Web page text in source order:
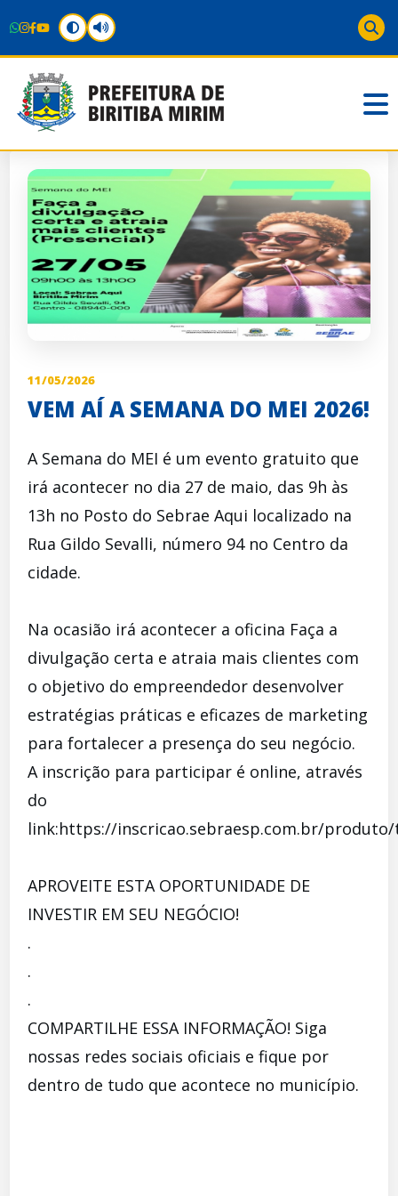
11/05/2026
VEM AÍ A SEMANA DO MEI 2026!
A Semana do MEI é um evento gratuito que
irá acontecer no dia 27 de maio, das 9h às
13h no Posto do Sebrae Aqui localizado na
Rua Gildo Sevalli, número 94 no Centro da
cidade.
Na ocasião irá acontecer a oficina Faça a
divulgação certa e atraia mais clientes com
o objetivo do empreendedor desenvolver
estratégias práticas e eficazes de marketing
para fortalecer a presença do seu negócio.
A inscrição para participar é online, através
do
link:https://inscricao.sebraesp.com.br/produto/
APROVEITE ESTA OPORTUNIDADE DE
INVESTIR EM SEU NEGÓCIO!
.
.
.
COMPARTILHE ESSA INFORMAÇÃO! Siga
nossas redes sociais oficiais e fique por
dentro de tudo que acontece no município.